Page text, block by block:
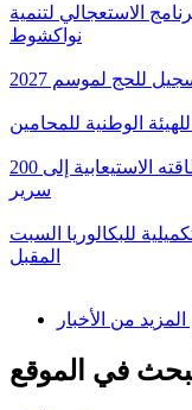
الاستعجالي لتنمية
نواكشوط
للحج لموسم 2027
الوطنية للمحامين
اتفاقية لتوسعة مستشفى الصداقة ورفع طاقته الاستيعابية إلى 200
سرير
للبكالوريا السبت
المقبل
في الموقع